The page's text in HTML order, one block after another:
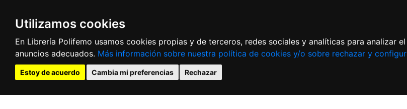
Utilizamos cookies
En Librería Polifemo usamos cookies propias y de terceros, redes sociales y analíticas para
anuncios adecuados. Más información sobre nuestra política de cookies y/o sobre rechazar y
Estoy de acuerdo Cambia mi preferencias Rechazar